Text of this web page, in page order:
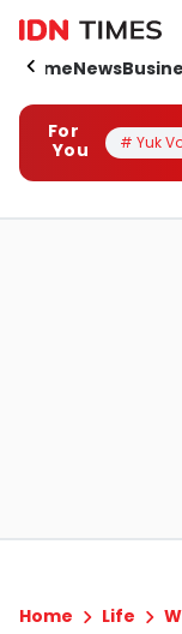
HomeNews
For
You
# Yuk
Home Life